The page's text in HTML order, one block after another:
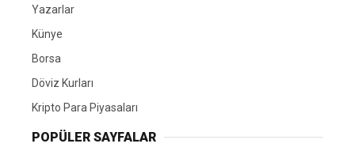
Yazarlar
Künye
Borsa
Döviz Kurları
Kripto Para Piyasaları
POPÜLER SAYFALAR